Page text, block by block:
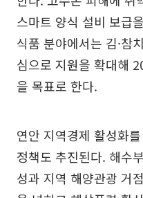
스마트 양식 설비 보급
식품 분야에서는 김·참
심으로 지원을 확대해
을 목표로 한다.
연안 지역경제 활성화
정책도 추진된다. 해수
성과 지역 해양관광 거